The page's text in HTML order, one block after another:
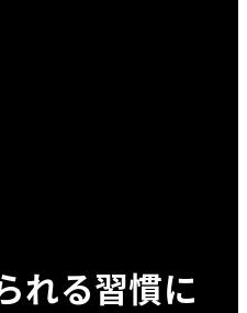
れる習慣に